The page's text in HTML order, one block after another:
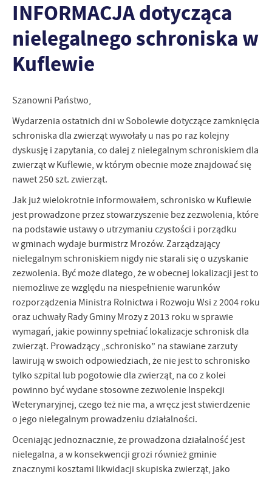
INFORMACJA dotycząca
nielegalnego schroniska w
Kuflewie
Szanowni Państwo,
Wydarzenia ostatnich dni w Sobolewie dotyczące zamknięcia
schroniska dla zwierząt wywołały u nas po raz kolejny
dyskusję i zapytania, co dalej z nielegalnym schroniskiem dla
zwierząt w Kuflewie, w którym obecnie może znajdować się
nawet 250 szt. zwierząt.
Jak już wielokrotnie informowałem, schronisko w Kuflewie
jest prowadzone przez stowarzyszenie bez zezwolenia, które
na podstawie ustawy o utrzymaniu czystości i porządku
w gminach wydaje burmistrz Mrozów. Zarządzający
nielegalnym schroniskiem nigdy nie starali się o uzyskanie
zezwolenia. Być może dlatego, że w obecnej lokalizacji jest to
niemożliwe ze względu na niespełnienie warunków
rozporządzenia Ministra Rolnictwa i Rozwoju Wsi z 2004 roku
oraz uchwały Rady Gminy Mrozy z 2013 roku w sprawie
wymagań, jakie powinny spełniać lokalizacje schronisk dla
zwierząt. Prowadzący „schronisko” na stawiane zarzuty
lawirują w swoich odpowiedziach, że nie jest to schronisko
tylko szpital lub pogotowie dla zwierząt, na co z kolei
powinno być wydane stosowne zezwolenie Inspekcji
Weterynaryjnej, czego też nie ma, a wręcz jest stwierdzenie
o jego nielegalnym prowadzeniu działalności.
Oceniając jednoznacznie, że prowadzona działalność jest
nielegalna, a w konsekwencji grozi również gminie
znacznymi kosztami likwidacji skupiska zwierząt, jako
zapamiętanie wprowadzonych przez Ciebie ustawień oraz
personalizację określonych funkcjonalności czy prezentowanych
treści.
Dzięki tym plikom cookies możemy zapewnić Ci większy komfort
korzystania z funkcjonalności naszej strony poprzez dopasowanie
jej do Twoich indywidualnych preferencji. Wyrażenie zgody na
dostępność większej ilości funkcji na stronie.
Analityczne pliki cookies pomagają nam rozwijać się i
dostosowywać do Twoich potrzeb.
Cookies analityczne pozwalają na uzyskanie informacji w zakresie
wykorzystywania witryny internetowej, miejsca oraz częstotliwości,
z jaką odwiedzane są nasze serwisy www. Dane pozwalają nam na
ocenę naszych serwisów internetowych pod względem ich
popularności wśród użytkowników. Zgromadzone informacje są
przetwarzane w formie zanonimizowanej. Wyrażenie zgody na
analityczne pliki cookies gwarantuje dostępność wszystkich
funkcjonalności.
Więcej
Reklamowe
Dzięki reklamowym plikom cookies prezentujemy Ci najciekawsze
informacje i aktualności na stronach naszych partnerów.
Promocyjne pliki cookies służą do prezentowania Ci naszych
komunikatów na podstawie analizy Twoich upodobań oraz Twoich
zwyczajów dotyczących przeglądanej witryny internetowej. Treści
promocyjne mogą pojawić się na stronach podmiotów trzecich lub
firm będących naszymi partnerami oraz innych dostawców usług.
Firmy te działają w charakterze pośredników prezentujących nasze
treści w postaci wiadomości, ofert, komunikatów mediów
społecznościowych.
Więcej